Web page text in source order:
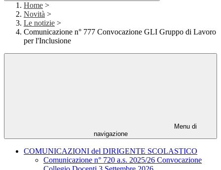
Home >
Novità >
Le notizie >
Comunicazione n° 777 Convocazione GLI Gruppo di Lavoro
per l'Inclusione
Menu di
navigazione
COMUNICAZIONI del DIRIGENTE SCOLASTICO
Comunicazione n° 720 a.s. 2025/26 Convocazione